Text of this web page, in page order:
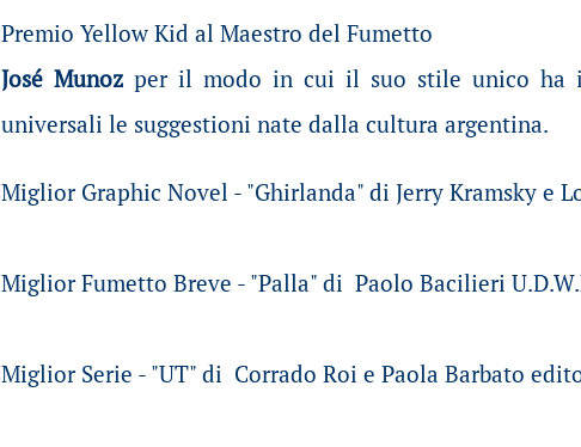
Premio Yellow Kid al Maestro del Fumetto
José Munoz per il modo in cui il suo stile unico ha
universali le suggestioni nate dalla cultura argentina.
Miglior Graphic Novel - "Ghirlanda" di Jerry Kramsky e
Miglior Fumetto Breve - "Palla" di Paolo Bacilieri
Miglior Serie - "UT" di Corrado Roi e Paola Barbato